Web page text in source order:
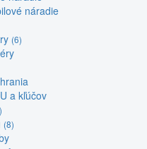
náradie
(6)
a kľúčov
(8)